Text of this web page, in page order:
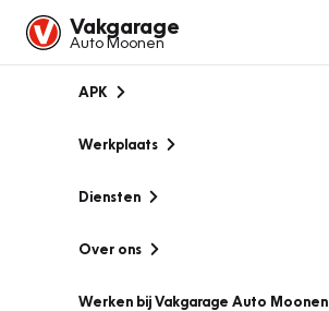
Vakgarage
Auto Moonen
APK
Werkplaats
Diensten
Over ons
Werken bij Vakgarage Auto Moonen